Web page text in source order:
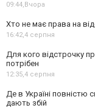
09:44,Вчора
Хто не має права на
16:42,4 серпня
Для кого відстрочку
потрібен
12:35,4 серпня
Де в Україні повністю
дають збій